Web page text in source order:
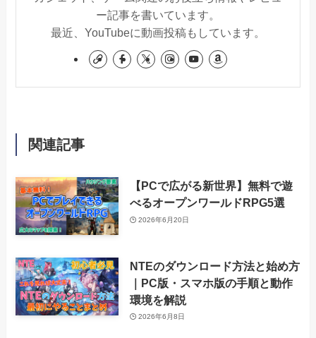
ー記事を書いています。
最近、YouTubeに動画投稿もしています。
関連記事
【PCで広がる新世界】無料で遊
べるオープンワールドRPG5選
2026年6月20日
NTEのダウンロード方法と始め方
｜PC版・スマホ版の手順と動作
環境を解説
2026年6月8日